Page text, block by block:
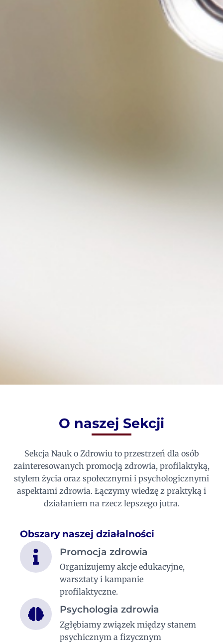
O naszej Sekcji
Sekcja Nauk o Zdrowiu to przestrzeń dla osób
zainteresowanych promocją zdrowia, profilaktyką,
stylem życia oraz społecznymi i psychologicznymi
aspektami zdrowia. Łączymy wiedzę z praktyką i
działaniem na rzecz lepszego jutra.
Obszary naszej działalności
Promocja zdrowia
Organizujemy akcje edukacyjne,
warsztaty i kampanie
profilaktyczne.
Psychologia zdrowia
Zgłębiamy związek między stanem
psychicznym a fizycznym